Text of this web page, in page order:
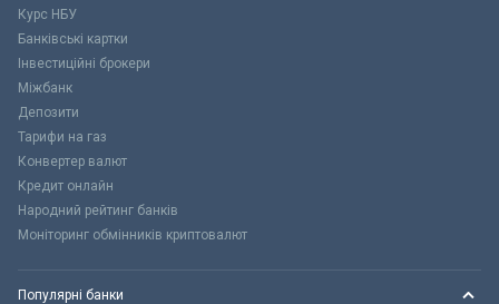
Курс НБУ
Банківські картки
Інвестиційні брокери
Міжбанк
Депозити
Тарифи на газ
Конвертер валют
Кредит онлайн
Народний рейтинг банків
Моніторинг обмінників криптовалют
Популярні банки